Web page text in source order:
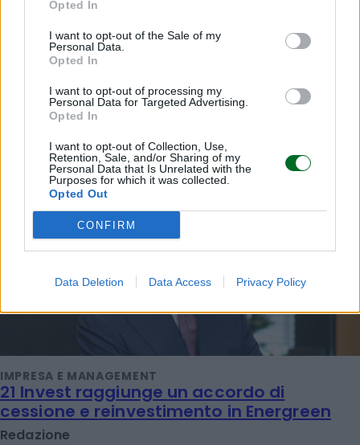
Opted In
I want to opt-out of the Sale of my
Personal Data.
Opted In
I want to opt-out of processing my
Personal Data for Targeted Advertising.
Opted In
I want to opt-out of Collection, Use,
Retention, Sale, and/or Sharing of my
Personal Data that Is Unrelated with the
Purposes for which it was collected.
Opted Out
CONFIRM
Data Deletion Data Access Privacy Policy
IMPRESA E MANAGEMENT
21 Invest raggiunge un accordo di
cessione e reinvestimento in Energreen
Redazione